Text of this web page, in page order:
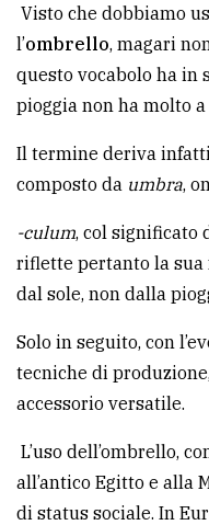
tua
pubblicità
comune
Ricerca
avanzata
LE
ALTRE
Visto che dobbiamo
l’ombrello, magari
questo vocabolo ha in
pioggia non ha molto a
Il termine deriva
composto da umbra,
-culum, col significato
riflette pertanto la
dal sole, non dalla
Solo in seguito, con
tecniche di
accessorio versatile.
L’uso dell’ombrello,
all’antico Egitto e alla
di status sociale. In